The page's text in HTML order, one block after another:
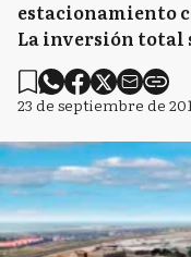
estacionamiento
La inversión total
23 de septiembre de